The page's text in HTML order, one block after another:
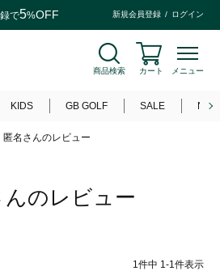
で5%OFF 新規会員登録 ログイン
商品検索 カート メニュー
KIDS GB GOLF SALE
匿名さんのレビュー
んのレビュー
1件中 1-1件表示